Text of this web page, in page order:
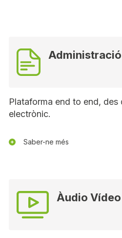
Plataforma end to end, des
electrònic.
Saber-ne més
Àudio